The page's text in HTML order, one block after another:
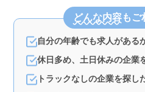
どんな内容もご
自分の年齢でも求人がある
休日多め、土日休みの企業
トラックなしの企業を探し